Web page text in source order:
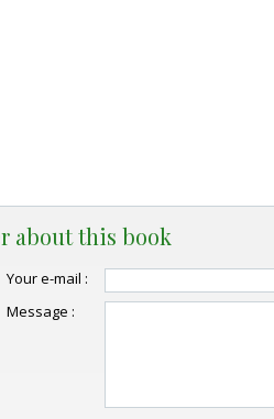
about this book
Your e-mail :
Message :